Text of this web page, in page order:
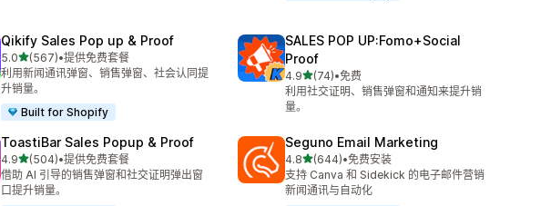
Qikify Sales Pop up & Proof
5.0星（满分 5 星）
(567)
总共 567 条评论
•提供免费套餐
利用新闻通讯弹窗、销售弹窗、社会认同提
升销量。
Built for Shopify
SALES POP UP:Fomo+Social
Proof
4.9星（满分 5 星）
(74)
总共 74 条评论
•免费
利用社交证明、销售弹窗和通知来提升销
量。
ToastiBar Sales Popup & Proof
4.9星（满分 5 星）
(504)
总共 504 条评论
•提供免费套餐
借助 AI 引导的销售弹窗和社交证明弹出窗
口提升销量。
Seguno Email Marketing
4.8星（满分 5 星）
(644)
总共 644 条评论
•免费安装
支持 Canva 和 Sidekick 的电子邮件营销
新闻通讯与自动化